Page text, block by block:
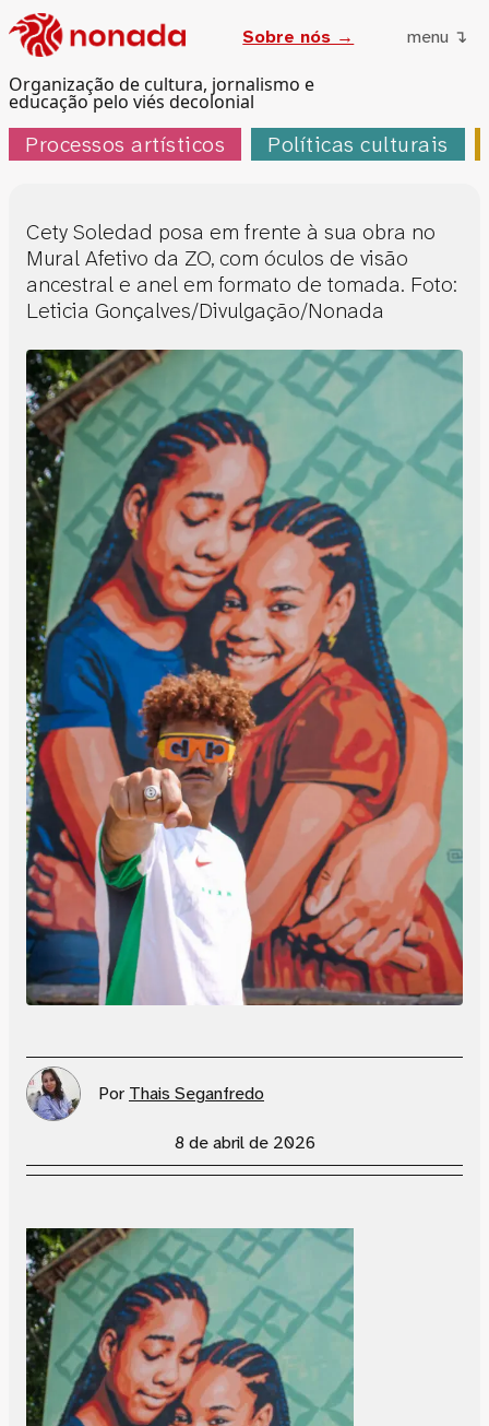
Organização de cultura, jornalismo e
educação pelo viés decolonial
Sobre nós → menu ↴
Processos artísticos Políticas culturais
Cety Soledad posa em frente à sua obra no
Mural Afetivo da ZO, com óculos de visão
ancestral e anel em formato de tomada. Foto:
Leticia Gonçalves/Divulgação/Nonada
Por Thais Seganfredo
8 de abril de 2026